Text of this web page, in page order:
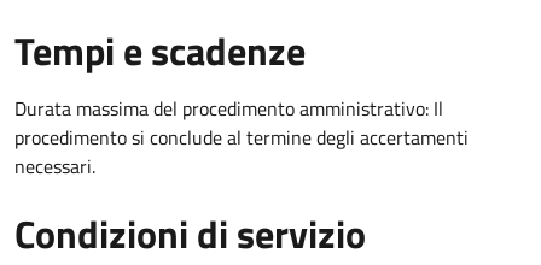
Tempi e scadenze
Durata massima del procedimento amministrativo: Il
procedimento si conclude al termine degli accertamenti
necessari.
Condizioni di servizio